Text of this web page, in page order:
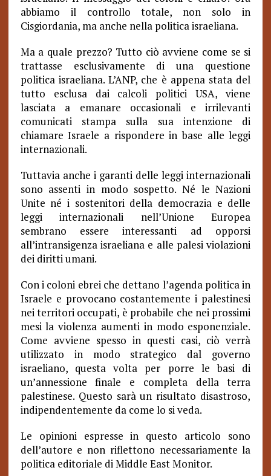
abbiamo il controllo totale, non solo in
Cisgiordania, ma anche nella politica israeliana.
Ma a quale prezzo? Tutto ciò avviene come se si
trattasse esclusivamente di una questione
politica israeliana. L’ANP, che è appena stata del
tutto esclusa dai calcoli politici USA, viene
lasciata a emanare occasionali e irrilevanti
comunicati stampa sulla sua intenzione di
chiamare Israele a rispondere in base alle leggi
internazionali.
Tuttavia anche i garanti delle leggi internazionali
sono assenti in modo sospetto. Né le Nazioni
Unite né i sostenitori della democrazia e delle
leggi internazionali nell’Unione Europea
sembrano essere interessanti ad opporsi
all’intransigenza israeliana e alle palesi violazioni
dei diritti umani.
Con i coloni ebrei che dettano l’agenda politica in
Israele e provocano costantemente i palestinesi
nei territori occupati, è probabile che nei prossimi
mesi la violenza aumenti in modo esponenziale.
Come avviene spesso in questi casi, ciò verrà
utilizzato in modo strategico dal governo
israeliano, questa volta per porre le basi di
un’annessione finale e completa della terra
palestinese. Questo sarà un risultato disastroso,
indipendentemente da come lo si veda.
Le opinioni espresse in questo articolo sono
dell’autore e non riflettono necessariamente la
politica editoriale di Middle East Monitor.